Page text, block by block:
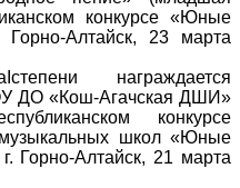
конкурсе «Юные
Горно-Алтайск, 23 марта
награждается
ДО «Кош-Агачская ДШИ»
конкурсе
музыкальных школ «Юные
Горно-Алтайск, 21 марта